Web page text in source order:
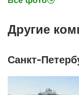
Другие
Санкт-